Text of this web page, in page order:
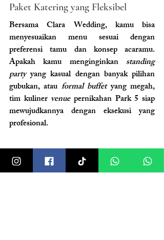
Paket Katering yang Fleksibel
Bersama Clara Wedding, kamu bisa
menyesuaikan menu sesuai dengan
preferensi tamu dan konsep acaramu.
Apakah kamu menginginkan standing
party yang kasual dengan banyak pilihan
gubukan, atau formal buffet yang megah,
tim kuliner venue pernikahan Park 5 siap
mewujudkannya dengan eksekusi yang
profesional.
Estimasi Harga dan Detail